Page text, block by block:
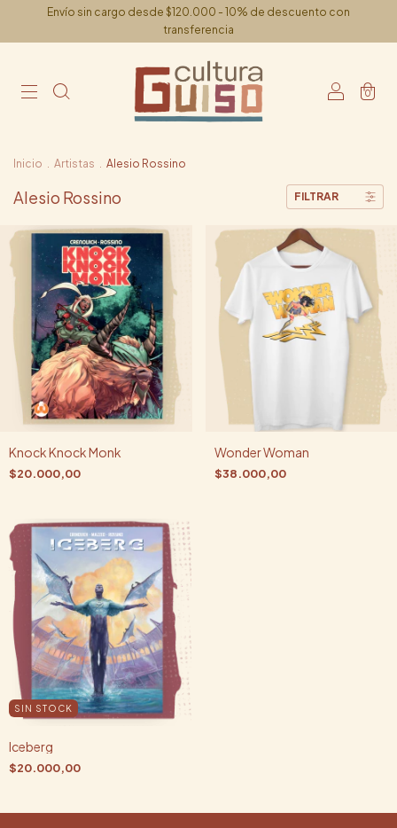
Envío sin cargo desde $120.000 - 10% de descuento con
transferencia
0
Inicio . Artistas . Alesio Rossino
Alesio Rossino FILTRAR
Knock Knock Monk
$20.000,00
Wonder Woman
$38.000,00
SIN STOCK
Iceberg
$20.000,00